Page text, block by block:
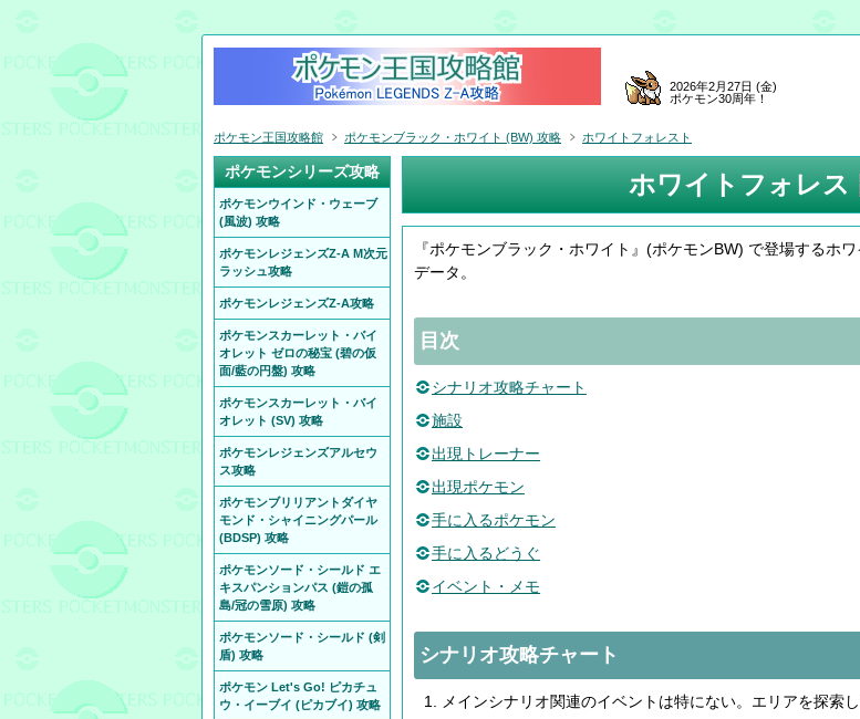
ホワイトフォレス
『ポケモンブラック・ホワイト』(ポケモンBW) で登場するホ
データ。
目次
シナリオ攻略チャート
施設
出現トレーナー
出現ポケモン
手に入るポケモン
手に入るどうぐ
イベント・メモ
シナリオ攻略チャート
メインシナリオ関連のイベントは特にない。エリアを探索し
2026年2月27日 (金)
ポケモン30周年！
ポケモン王国攻略館 ポケモンブラック・ホワイト (BW) 攻略 ホワイトフォレスト
ポケモンシリーズ攻略
ポケモンウインド・ウェーブ
(風波) 攻略
ポケモンレジェンズZ-A M次元
ラッシュ攻略
ポケモンレジェンズZ-A攻略
ポケモンスカーレット・バイ
オレット ゼロの秘宝 (碧の仮
面/藍の円盤) 攻略
ポケモンスカーレット・バイ
オレット (SV) 攻略
ポケモンレジェンズアルセウ
ス攻略
ポケモンブリリアントダイヤ
モンド・シャイニングパール
(BDSP) 攻略
ポケモンソード・シールド エ
キスパンションパス (鎧の孤
島/冠の雪原) 攻略
ポケモンソード・シールド (剣
盾) 攻略
ポケモン Let's Go! ピカチュ
ウ・イーブイ (ピカブイ) 攻略